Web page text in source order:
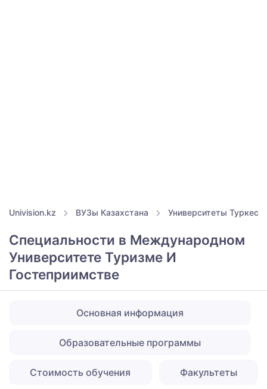
Univision.kz ВУЗы Казахстана Университеты
Специальности в Международном
Университете Туризме И
Гостеприимстве
Основная информация
Образовательные программы
Стоимость обучения Факультеты